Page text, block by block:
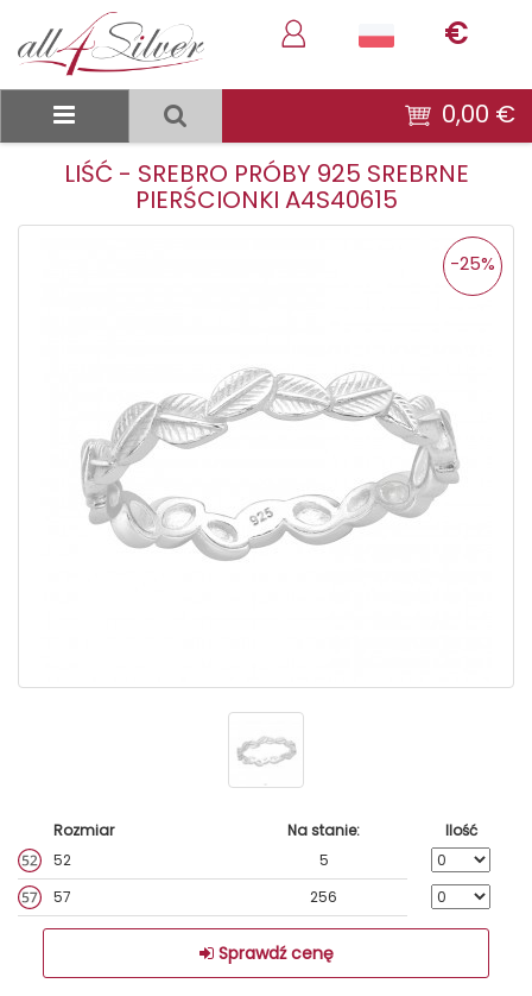
€
0,00 €
LIŚĆ - SREBRO PRÓBY 925 SREBRNE
PIERŚCIONKI A4S40615
-25%
Rozmiar Na stanie:
Ilość
52
5
57
256
Sprawdź cenę